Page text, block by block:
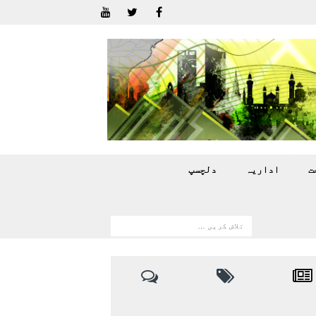
اداريہ دلچسپ